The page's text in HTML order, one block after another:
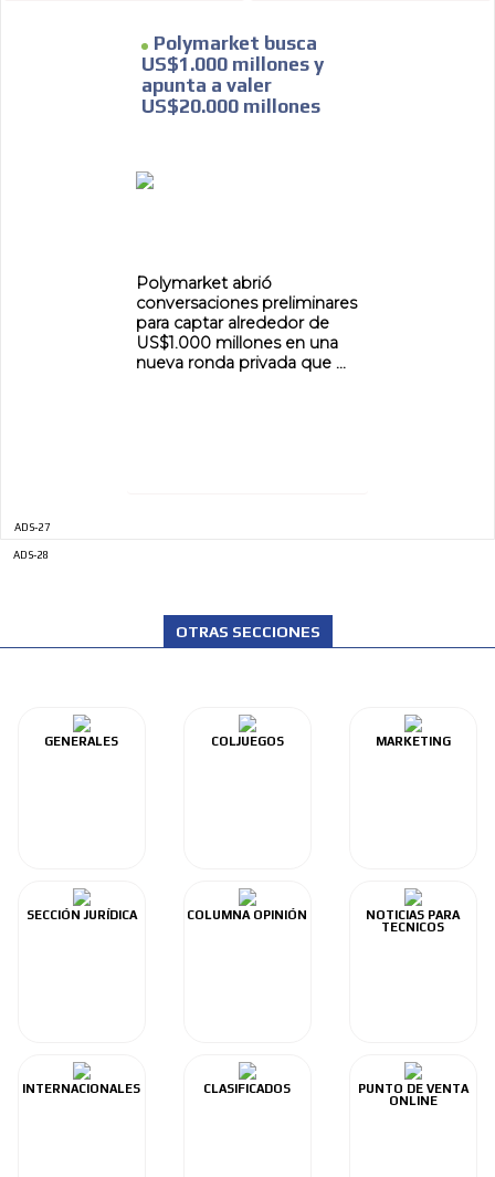
Polymarket busca
US$1.000 millones y
apunta a valer
US$20.000 millones
Polymarket abrió
conversaciones preliminares
para captar alrededor de
US$1.000 millones en una
nueva ronda privada que ...
ADS-27
ADS-28
OTRAS SECCIONES
GENERALES COLJUEGOS MARKETING
SECCIÓN JURÍDICA COLUMNA OPINIÓN
NOTICIAS PARA
TECNICOS
INTERNACIONALES CLASIFICADOS
PUNTO DE VENTA
ONLINE